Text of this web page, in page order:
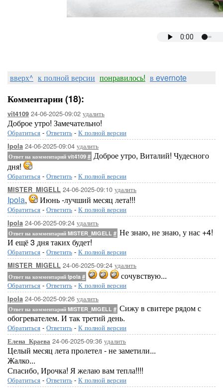
вверх^ к полной версии понравилось! в evernote
Комментарии (18):
vit4109 24-06-2025-09:02 удалить
Доброе утро! Замечательно!
Обратиться - Ответить - К полной версии
Ipola 24-06-2025-09:04 удалить
Ответ на комментарий vit4109 # Доброе утро, Виталий! Чудесного
дня!
Обратиться - Ответить - К полной версии
MISTER_MIGELL 24-06-2025-09:10 удалить
Ipola, Июнь -лучший месяц лета!!!
Обратиться - Ответить - К полной версии
Ipola 24-06-2025-09:24 удалить
Ответ на комментарий MISTER_MIGELL # Не знаю, не знаю, у нас +4!
И ещё 3 дня таких будет!
Обратиться - Ответить - К полной версии
MISTER_MIGELL 24-06-2025-09:24 удалить
Ответ на комментарий Ipola # сочувствую...
Обратиться - Ответить - К полной версии
Ipola 24-06-2025-09:26 удалить
Ответ на комментарий MISTER_MIGELL # Сижу в свитере рядом с
обогревателем. И так третий день.
Обратиться - Ответить - К полной версии
Елена_Краева 24-06-2025-09:36 удалить
Целый месяц лета пролетел - не заметили...
Жалко...
Спасибо, Ирочка! Я желаю вам тепла!!!!
Обратиться - Ответить - К полной версии